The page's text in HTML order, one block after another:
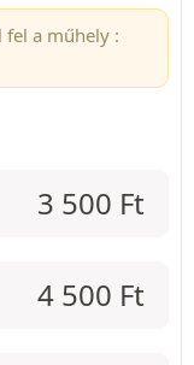
fel a műhely :
3 500 Ft
4 500 Ft